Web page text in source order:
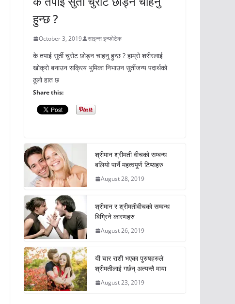
हुन्छ ?
October 3, 2019 साइन्स इन्फोटेक
के तपाई सुर्ती चुरोट छोड्न चाहनु हुन्छ ? हाम्रो शरीरलाई
खोक्रो बनाउन सक्रिय भुमिका निभाउन सुर्तीजन्य पदार्थको
ठूलो हात छ
Share this:
श्रीमान श्रीमती वीचको सम्बन्ध
बलियो पार्ने महत्वपूर्ण टिप्सहरु
August 28, 2019
श्रीमान र श्रीमतीवीचको सम्वन्ध
बिग्रिने कारणहरु
August 26, 2019
यी चार राशी भएका पुरुषहरुले
श्रीमतीलाई गर्छन् अत्यन्तै माया
August 23, 2019